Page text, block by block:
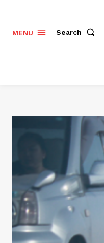
MENU Search